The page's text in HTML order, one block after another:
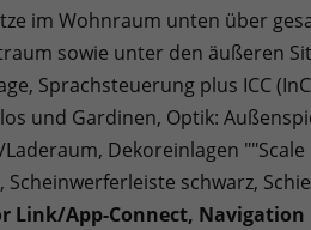
im Wohnraum unten über
sowie unter den äußeren
Sprachsteuerung plus ICC
und Gardinen, Optik:
Dekoreinlagen ""Scale
schwarz,
Link/App-Connect,